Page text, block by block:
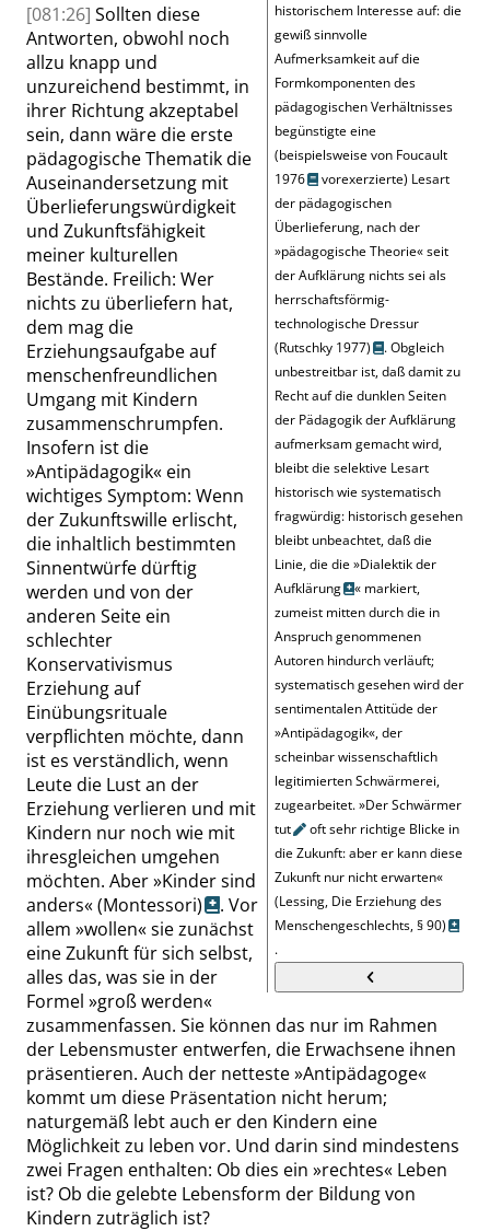
historischem Interesse auf: die
gewiß sinnvolle
Aufmerksamkeit auf die
Formkomponenten des
pädagogischen Verhältnisses
begünstigte eine
(beispielsweise von Foucault
1976
vorexerzierte) Lesart
der pädagogischen
Überlieferung, nach der
»pädagogische Theorie«seit
der Aufklärung nichts sei als
herrschaftsförmig-
technologische Dressur
(Rutschky 1977)
. Obgleich
unbestreitbar ist, daß damit zu
Recht auf die dunklen Seiten
der Pädagogik der Aufklärung
aufmerksam gemacht wird,
bleibt die selektive Lesart
historisch wie systematisch
fragwürdig: historisch gesehen
bleibt unbeachtet, daß die
Linie, die die»Dialektik der
Aufklärung
« markiert,
zumeist mitten durch die in
Anspruch genommenen
Autoren hindurch verläuft;
systematisch gesehen wird der
sentimentalen Attitüde der
»Antipädagogik«, der
scheinbar wissenschaftlich
legitimierten Schwärmerei,
zugearbeitet.»Der Schwärmer
tut
oft sehr richtige Blicke in
die Zukunft: aber er kann diese
Zukunft nur nicht erwarten«
(Lessing, Die Erziehung des
Menschengeschlechts,§ 90)
.
[081:26] Sollten diese
Antworten, obwohl noch
allzu knapp und
unzureichend bestimmt, in
ihrer Richtung akzeptabel
sein, dann wäre die erste
pädagogische Thematik die
Auseinandersetzung mit
Überlieferungswürdigkeit
und Zukunftsfähigkeit
meiner kulturellen
Bestände. Freilich: Wer
nichts zu überliefern hat,
dem mag die
Erziehungsaufgabe auf
menschenfreundlichen
Umgang mit Kindern
zusammenschrumpfen.
Insofern ist die
»Antipädagogik« ein
wichtiges Symptom: Wenn
der Zukunftswille erlischt,
die inhaltlich bestimmten
Sinnentwürfe dürftig
werden und von der
anderen Seite ein
schlechter
Konservativismus
Erziehung auf
Einübungsrituale
verpflichten möchte, dann
ist es verständlich, wenn
Leute die Lust an der
Erziehung verlieren und mit
Kindern nur noch wie mit
ihresgleichen umgehen
möchten. Aber»Kinder sind
anders«(Montessori)
. Vor
allem »wollen«sie zunächst
eine Zukunft für sich selbst,
alles das, was sie in der
Formel »groß werden«
zusammenfassen. Sie können das nur im Rahmen
der Lebensmuster entwerfen, die Erwachsene ihnen
präsentieren. Auch der netteste»Antipädagoge«
kommt um diese Präsentation nicht herum;
naturgemäß lebt auch er den Kindern eine
Möglichkeit zu leben vor. Und darin sind mindestens
zwei Fragen enthalten: Ob dies ein »rechtes« Leben
ist? Ob die gelebte Lebensform der Bildung von
Kindern zuträglich ist?